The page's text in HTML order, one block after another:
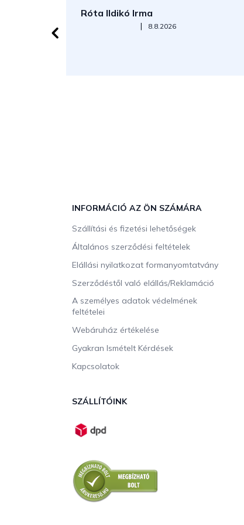
Róta Ildikó Irma
Az áruház értékelése 5-ből 5 csillag.
| 8.8.2026
INFORMÁCIÓ AZ ÖN SZÁMÁRA
Szállítási és fizetési lehetőségek
Általános szerződési feltételek
Elállási nyilatkozat formanyomtatvány
Szerződéstől való elállás/Reklamáció
A személyes adatok védelmének
feltételei
Webáruház értékelése
Gyakran Ismételt Kérdések
Kapcsolatok
SZÁLLÍTÓINK